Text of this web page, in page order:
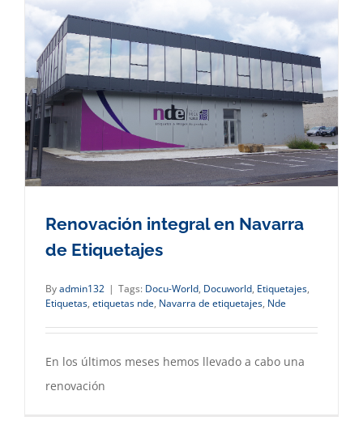
Renovación integral en Navarra
de Etiquetajes
Byadmin132 | Tags: Docu-World, Docuworld, Etiquetajes,
Etiquetas, etiquetas nde, Navarra de etiquetajes, Nde
En los últimos meses hemos llevado a cabo una
renovación